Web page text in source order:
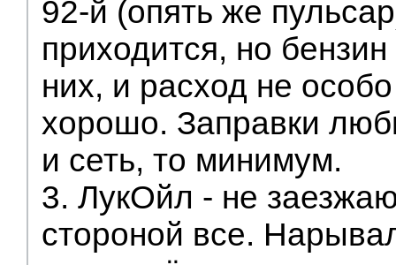
92-й (опять же
приходится, но
них, и расход не
хорошо. Заправки
и сеть, то минимум.
3. ЛукОйл - не
стороной все.